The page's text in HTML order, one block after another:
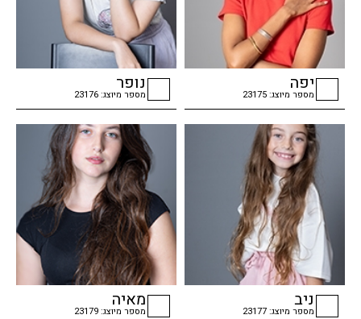
checkbox
יפה
מספר מיוצג: 23175
checkbox
נופר
מספר מיוצג: 23176
ניב
מספר מיוצג: 23177
מאיה
מספר מיוצג: 23179